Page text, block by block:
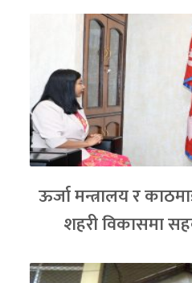
ऊर्जा मन्त्रालय र
शहरी विकासमा